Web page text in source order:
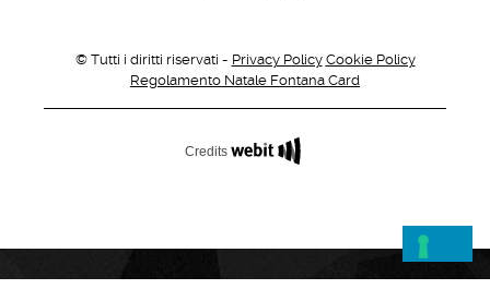
© Tutti i diritti riservati - Privacy Policy Cookie Policy
Regolamento Natale Fontana Card
Credits